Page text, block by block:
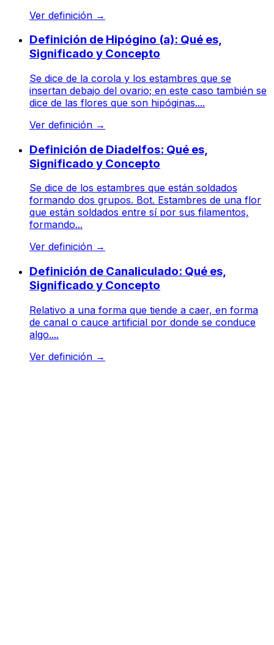
Ver definición →
Definición de Hipógino (a): Qué es,
Significado y Concepto
Se dice de la corola y los estambres que se
insertan debajo del ovario; en este caso también se
dice de las flores que son hipóginas....
Ver definición →
Definición de Diadelfos: Qué es,
Significado y Concepto
Se dice de los estambres que están soldados
formando dos grupos. Bot. Estambres de una flor
que están soldados entre sí por sus filamentos,
formando...
Ver definición →
Definición de Canaliculado: Qué es,
Significado y Concepto
Relativo a una forma que tiende a caer, en forma
de canal o cauce artificial por donde se conduce
algo....
Ver definición →